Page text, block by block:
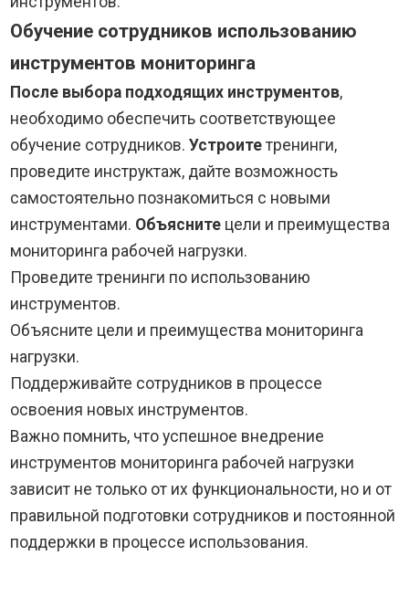
Обучение сотрудников использованию
инструментов мониторинга
После выбора подходящих инструментов,
необходимо обеспечить соответствующее
обучение сотрудников.Устроите тренинги,
проведите инструктаж, дайте возможность
самостоятельно познакомиться с новыми
инструментами. Объясните цели и преимущества
мониторинга рабочей нагрузки.
Проведите тренинги по использованию
инструментов.
Объясните цели и преимущества мониторинга
нагрузки.
Поддерживайте сотрудников в процессе
освоения новых инструментов.
Важно помнить, что успешное внедрение
инструментов мониторинга рабочей нагрузки
зависит не только от их функциональности, но и от
правильной подготовки сотрудников и постоянной
поддержки в процессе использования.